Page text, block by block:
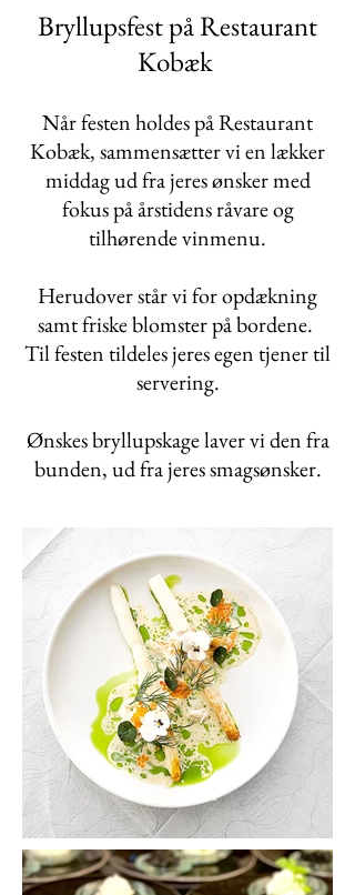
Bryllupsfest på Restaurant
Kobæk
Når festen holdes på Restaurant
Kobæk, sammensætter vi en lækker
middag ud fra jeres ønsker med
fokus på årstidens råvare og
tilhørende vinmenu.
Herudover står vi for opdækning
samt friske blomster på bordene.
Til festen tildeles jeres egen tjener til
servering.
Ønskes bryllupskage laver vi den fra
bunden, ud fra jeres smagsønsker.